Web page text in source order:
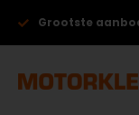
Grootste